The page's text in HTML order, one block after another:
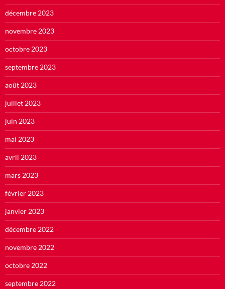
décembre 2023
novembre 2023
octobre 2023
septembre 2023
août 2023
juillet 2023
juin 2023
mai 2023
avril 2023
mars 2023
février 2023
janvier 2023
décembre 2022
novembre 2022
octobre 2022
septembre 2022